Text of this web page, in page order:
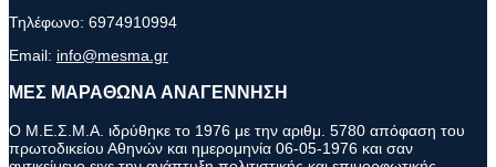
Τηλέφωνο: 6974910994
Email: info@mesma.gr
ΜΕΣ ΜΑΡΑΘΩΝΑ ΑΝΑΓΕΝΝΗΣΗ
Ο Μ.Ε.Σ.Μ.Α. ιδρύθηκε το 1976 με την αριθμ. 5780 απόφαση του
πρωτοδικείου Αθηνών και ημερομηνία 06-05-1976 και σαν